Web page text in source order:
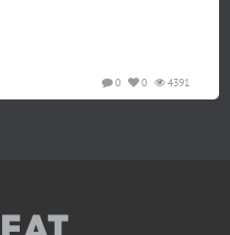
4391
0
0